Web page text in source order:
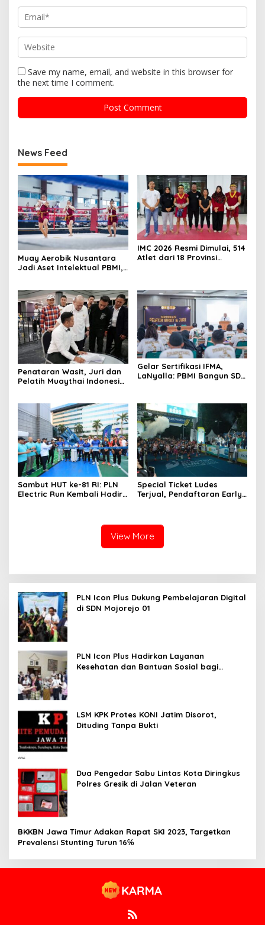
Save my name, email, and website in this browser for
the next time I comment.
News Feed
Muay Aerobik Nusantara
Jadi Aset Intelektual PBMI,
Muaythai Indonesia
IMC 2026 Resmi Dimulai, 514
Atlet dari 18 Provinsi
Penataran Wasit, Juri dan
Pelatih Muaythai Indonesia
Gelar Sertifikasi IFMA,
LaNyalla: PBMI Bangun SDM
Sambut HUT ke-81 RI: PLN
Electric Run Kembali Hadir,
Special Ticket Ludes
Terjual, Pendaftaran Early
View More
PLN Icon Plus Dukung Pembelajaran Digital
di SDN Mojorejo 01
PLN Icon Plus Hadirkan Layanan
Kesehatan dan Bantuan Sosial bagi
LSM KPK Protes KONI Jatim Disorot,
Dituding Tanpa Bukti
Dua Pengedar Sabu Lintas Kota Diringkus
Polres Gresik di Jalan Veteran
BKKBN Jawa Timur Adakan Rapat SKI 2023, Targetkan
Prevalensi Stunting Turun 16℅